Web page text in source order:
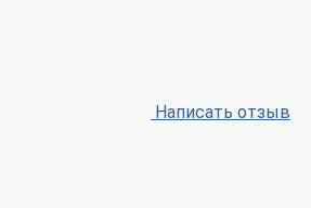
Написать отзыв